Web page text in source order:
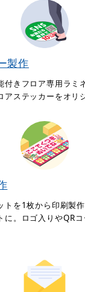
製作
付きフロア専用ラミ
ステッカーをオリ
トを1枚から印刷製
に。ロゴ入りやQR